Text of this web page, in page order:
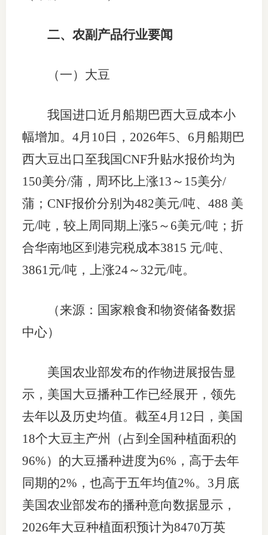
二、农副产品行业要闻
（一）大豆
我国进口近月船期巴西大豆成本小
幅增加。4月10日，2026年5、6月船期巴
西大豆出口至我国CNF升贴水报价均为
150美分/蒲，周环比上涨13～15美分/
蒲；CNF报价分别为482美元/吨、488 美
元/吨，较上周同期上涨5～6美元/吨；折
合华南地区到港完税成本3815 元/吨、
3861元/吨，上涨24～32元/吨。
（来源：国家粮食和物资储备数据
中心）
美国农业部发布的作物进展报告显
示，美国大豆播种工作已经展开，领先
去年以及历史均值。截至4月12日，美国
18个大豆主产州（占到全国种植面积的
96%）的大豆播种进度为6%，高于去年
同期的2%，也高于五年均值2%。3月底
美国农业部发布的播种意向数据显示，
2026年大豆种植面积预计为8470万英